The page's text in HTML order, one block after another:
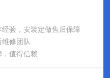
验，安装定做售后保障
修团队
值得信赖